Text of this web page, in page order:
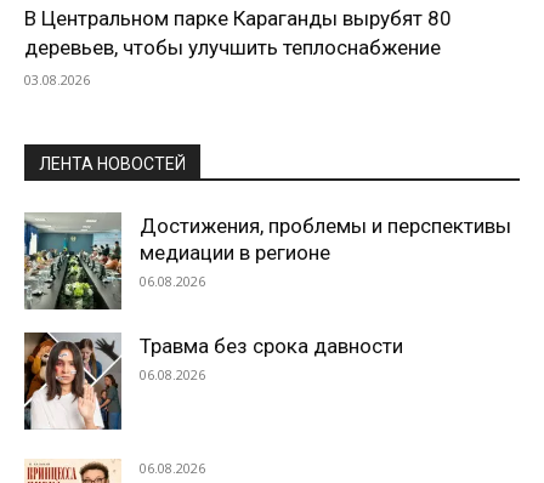
В Центральном парке Караганды вырубят 80
деревьев, чтобы улучшить теплоснабжение
03.08.2026
ЛЕНТА НОВОСТЕЙ
Достижения, проблемы и перспективы
медиации в регионе
06.08.2026
Травма без срока давности
06.08.2026
06.08.2026